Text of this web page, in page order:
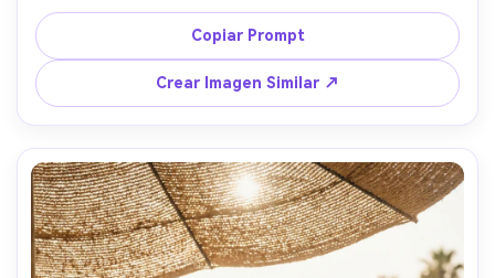
mango detrás, confeti fuera del suelo, sala de estar
luminosa, flash rebotado en el techo, Sony A1, 35mm f/2,
encuadre vertical de cuerpo completo, retrato de fiesta,
enfoque nítido, textura realista de piel y tela, luz
cinematográfica suave --ar 4:5
Copiar Prompt
Crear Imagen Similar ↗